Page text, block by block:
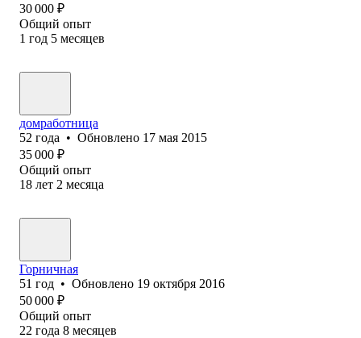
30 000 ₽
Общий опыт
1 год 5 месяцев
домработница
52 года • Обновлено 17 мая 2015
35 000 ₽
Общий опыт
18 лет 2 месяца
Горничная
51 год • Обновлено 19 октября 2016
50 000 ₽
Общий опыт
22 года 8 месяцев